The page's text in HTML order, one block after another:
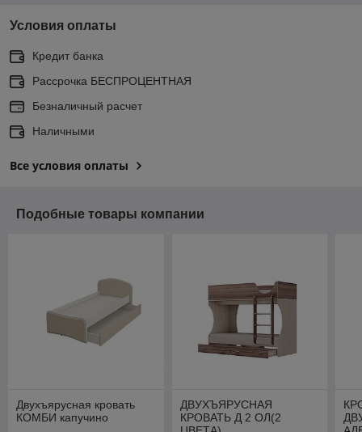
Условия оплаты
Кредит банка
Рассрочка БЕСПРОЦЕНТНАЯ
Безналичный расчет
Наличными
Все условия оплаты
Подобные товары компании
Двухъярусная кровать
КОМБИ капучино
ДВУХЪЯРУСНАЯ
КРОВАТЬ Д 2 ОЛ(2